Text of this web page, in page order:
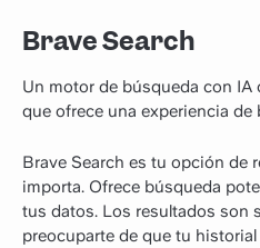
Brave Search
Un motor de búsqueda con IA
que ofrece una experiencia
Brave Search es tu opción de
importa. Ofrece búsqueda
tus datos. Los resultados son
preocuparte de que tu